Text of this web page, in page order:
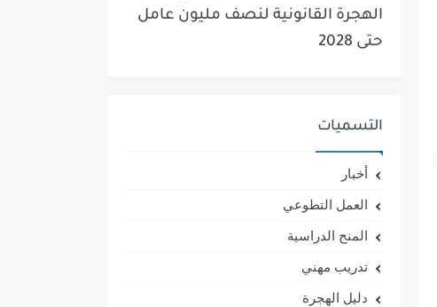
الهجرة القانونية لنصف مليون عامل
حتى 2028
التسميات
أخبار
العمل التطوعي
المنح الدراسية
تدريب مهني
دليل الهجرة